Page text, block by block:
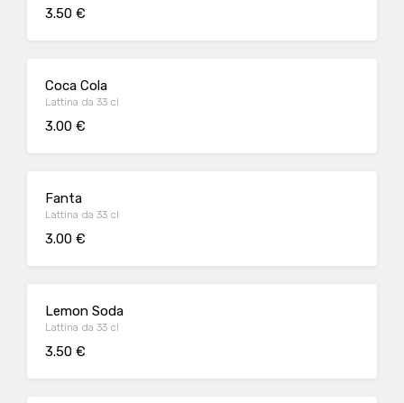
3.50 €
Coca Cola
Lattina da 33 cl
3.00 €
Fanta
Lattina da 33 cl
3.00 €
Lemon Soda
Lattina da 33 cl
3.50 €